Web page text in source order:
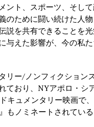
ント、スポーツ、そし
のために闘い続けた人
説を共有できることを
与えた影響が、今の私
リー/ノンフィクション
ており、NYアポロ・シ
キュメンタリー映画で
ノミネートされている